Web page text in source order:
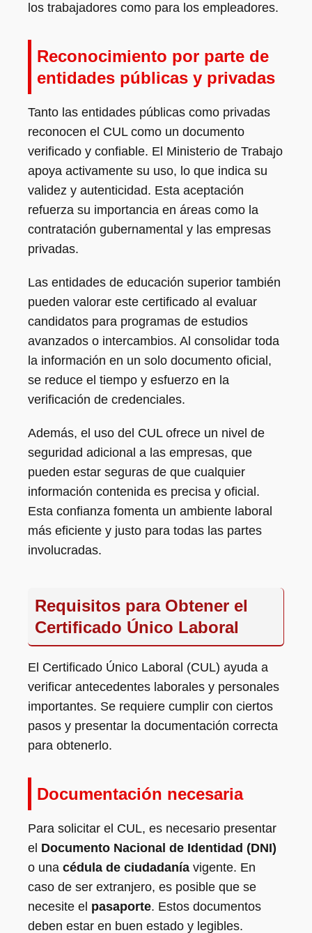
los trabajadores como para los empleadores.
Reconocimiento por parte de
entidades públicas y privadas
Tanto las entidades públicas como privadas
reconocen el CUL como un documento
verificado y confiable. El Ministerio de Trabajo
apoya activamente su uso, lo que indica su
validez y autenticidad. Esta aceptación
refuerza su importancia en áreas como la
contratación gubernamental y las empresas
privadas.
Las entidades de educación superior también
pueden valorar este certificado al evaluar
candidatos para programas de estudios
avanzados o intercambios. Al consolidar toda
la información en un solo documento oficial,
se reduce el tiempo y esfuerzo en la
verificación de credenciales.
Además, el uso del CUL ofrece un nivel de
seguridad adicional a las empresas, que
pueden estar seguras de que cualquier
información contenida es precisa y oficial.
Esta confianza fomenta un ambiente laboral
más eficiente y justo para todas las partes
involucradas.
Requisitos para Obtener el
Certificado Único Laboral
El Certificado Único Laboral (CUL) ayuda a
verificar antecedentes laborales y personales
importantes. Se requiere cumplir con ciertos
pasos y presentar la documentación correcta
para obtenerlo.
Documentación necesaria
Para solicitar el CUL, es necesario presentar
el Documento Nacional de Identidad (DNI)
o una cédula de ciudadanía vigente. En
caso de ser extranjero, es posible que se
necesite el pasaporte. Estos documentos
deben estar en buen estado y legibles.